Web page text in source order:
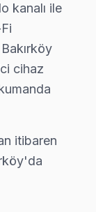
kanalı ile
cihaz
itibaren